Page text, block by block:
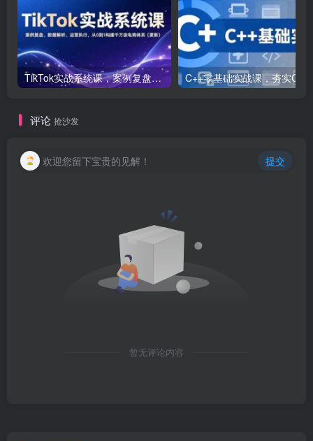
TikTok实战系统课，案例复盘、数据解析、运营执行，从0到1构建千万级电商体系（更新）
评论 抢沙发
欢迎您留下宝贵的见解！ 提交
暂无评论内容